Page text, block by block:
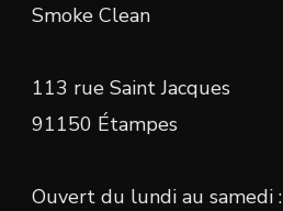
Smoke Clean
113 rue Saint Jacques
91150 Étampes
Ouvert du lundi au samedi :